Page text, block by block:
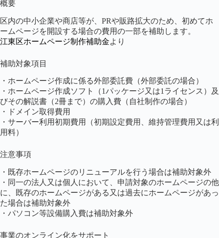
概要
区内の中小企業や商店等が、PRや販路拡大のため、初めてホ
ームページを開設する場合の費用の一部を補助します。
江東区ホームページ制作補助金より
補助対象項目
・ホームページ作成に係る外部委託費（外部委託の場合）
・ホームページ作成ソフト（1パッケージ又は1ライセンス）及
びその解説書（2冊まで）の購入費（自社制作の場合）
・ドメイン取得費用
・サーバー利用初期費用（初期設定費用、維持管理費用又は利
用料）
注意事項
・既存ホームページのリニューアルを行う場合は補助対象外
・同一の法人又は個人において、申請対象のホームページの他
に、既存のホームページがある又は過去にホームページがあっ
た場合は補助対象外
・パソコン等設備購入費は補助対象外
事業のオンライン化をサポート